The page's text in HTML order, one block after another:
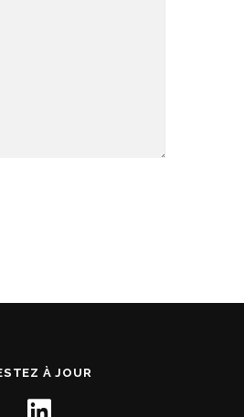
À JOUR